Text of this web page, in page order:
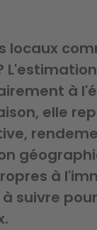
locaux
à
elle
à
suivre